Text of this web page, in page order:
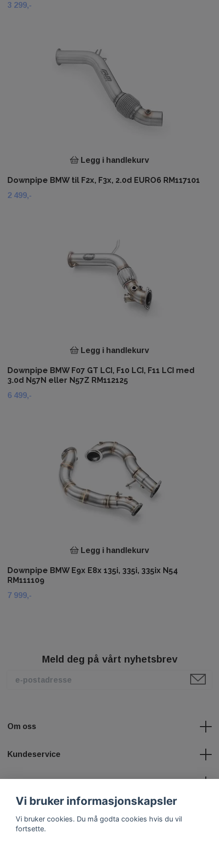
3 299,-
Legg i handlekurv
Downpipe BMW til F2x, F3x, 2.0d EURO6 RM117101
2 499,-
Legg i handlekurv
Downpipe BMW F07 GT LCI, F10 LCI, F11 LCI med
3.0d N57N eller N57Z RM112125
6 499,-
Legg i handlekurv
Downpipe BMW E9x E8x 135i, 335i, 335ix N54
RM111109
7 999,-
Meld deg på vårt nyhetsbrev
Om oss
Kundeservice
Vi bruker informasjonskapsler
Vi bruker cookies. Du må godta cookies hvis du vil
fortsette.